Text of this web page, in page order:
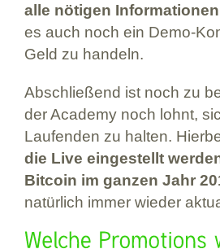
alle nötigen Informationen
es auch noch ein Demo-
Geld zu handeln.
Abschließend ist noch zu
der Academy noch lohnt,
Laufenden zu halten.
die Live eingestellt
Bitcoin im ganzen Jahr
natürlich immer wieder